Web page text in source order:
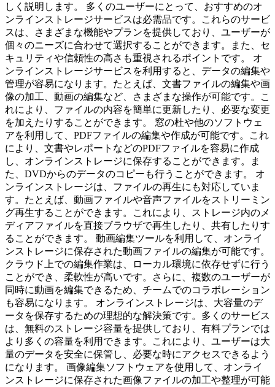
しく説明します。 多くのユーザーにとって、おすすめのオ
ンラインストレージサービスは必需品です。これらのサービ
スは、さまざまな機能やプランを提供しており、ユーザーが
個々のニーズに合わせて選択することができます。また、セ
キュリティや信頼性の高さも重視されるポイントです。 オ
ンラインストレージサービスを利用すると、データの編集や
管理が容易になります。たとえば、文書ファイルの編集や画
像の加工、動画の編集など、さまざまな操作が可能です。こ
れにより、ファイルの内容を簡単に更新したり、必要な変更
を加えたりすることができます。 窓の杜や他のソフトウェ
アを利用して、PDFファイルの編集や作成が可能です。これ
により、文書やレポートなどのPDFファイルを容易に作成
し、オンラインストレージに保存することができます。ま
た、DVDからのデータのコピーも行うことができます。 オ
ンラインストレージは、ファイルの再生にも対応していま
す。たとえば、動画ファイルや音声ファイルをストリーミン
グ再生することができます。これにより、ストレージ内のメ
ディアファイルを直接ブラウザで再生したり、共有したりす
ることができます。 動画編集ツールを利用して、オンライ
ンストレージに保存された動画ファイルの編集が可能です。
クラウド上での編集作業は、ローカル環境に依存せずに行う
ことができ、柔軟性が高いです。さらに、複数のユーザーが
同時に動画を編集できるため、チームでのコラボレーション
も容易になります。 オンラインストレージは、大容量のデ
ータを保存するための理想的な解決策です。多くのサービス
は、無料のストレージ容量を提供しており、有料プランでは
より多くの容量を利用できます。これにより、ユーザーは大
量のデータを安全に保管し、必要な時にアクセスできるよう
になります。 画像編集ソフトウェアを使用して、オンライ
ンストレージに保存された画像ファイルの加工や整理が可能